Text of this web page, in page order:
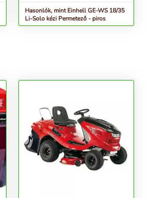
Hasonlók, mint Einhell GE-WS 18/35
Li-Solo kézi Permetező - piros